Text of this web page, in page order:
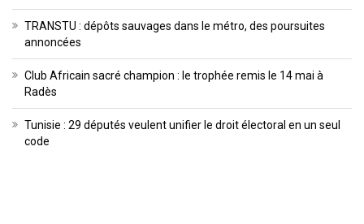
TRANSTU : dépôts sauvages dans le métro, des poursuites
annoncées
Club Africain sacré champion : le trophée remis le 14 mai à
Radès
Tunisie : 29 députés veulent unifier le droit électoral en un seul
code